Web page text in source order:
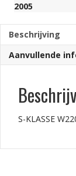
2005
Beschrijving
Aanvullende
S-KLASSE